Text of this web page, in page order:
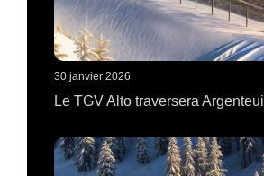
30 janvier 2026
Le TGV Alto traversera Argenteuil